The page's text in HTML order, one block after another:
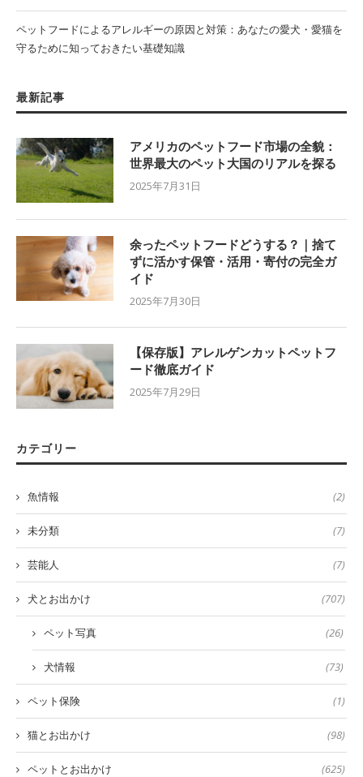
ペットフードによるアレルギーの原因と対策：あなたの愛犬・愛猫を
守るために知っておきたい基礎知識
最新記事
アメリカのペットフード市場の全貌：
世界最大のペット大国のリアルを探る
2025年7月31日
余ったペットフードどうする？｜捨て
ずに活かす保管・活用・寄付の完全ガ
イド
2025年7月30日
【保存版】アレルゲンカットペットフ
ード徹底ガイド
2025年7月29日
カテゴリー
魚情報 (2)
未分類 (7)
芸能人 (7)
犬とお出かけ (707)
ペット写真 (26)
犬情報 (73)
ペット保険 (1)
猫とお出かけ (98)
ペットとお出かけ (625)